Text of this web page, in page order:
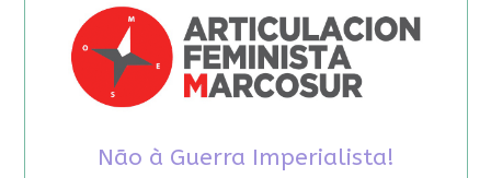
Não à Guerra Imperialista!